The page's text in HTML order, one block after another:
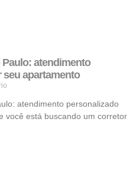
atendimento
seu apartamento
atendimento personalizado
você está buscando um corretor